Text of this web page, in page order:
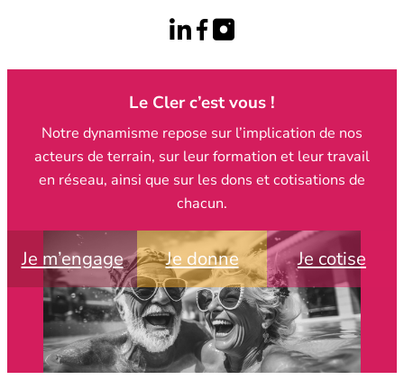
Le Cler c’est vous !
Notre dynamisme repose sur l’implication de nos
acteurs de terrain, sur leur formation et leur travail
en réseau, ainsi que sur les dons et cotisations de
chacun.
Je m’engage Je donne Je cotise